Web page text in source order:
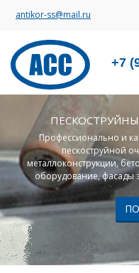
antikor-ss@mail.ru
+7
Профессионально и
пескоструйной
металлоконструкции,
оборудование, фасады